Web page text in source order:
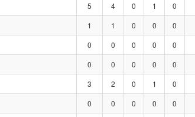
5 4 0 1 0
1 1 0 0 0
0 0 0 0 0
0 0 0 0 0
3 2 0 1 0
0 0 0 0 0